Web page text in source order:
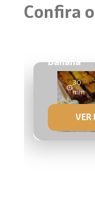
Confira
Banana
30
min
VER